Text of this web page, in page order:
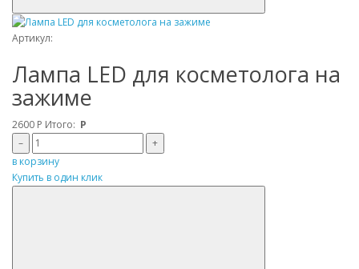
Артикул:
Лампа LED для косметолога на
зажиме
2600 Р Итого: Р
–
+
в корзину
Купить в один клик